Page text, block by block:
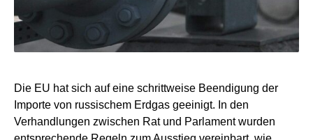
Die EU hat sich auf eine schrittweise Beendigung der
Importe von russischem Erdgas geeinigt. In den
Verhandlungen zwischen Rat und Parlament wurden